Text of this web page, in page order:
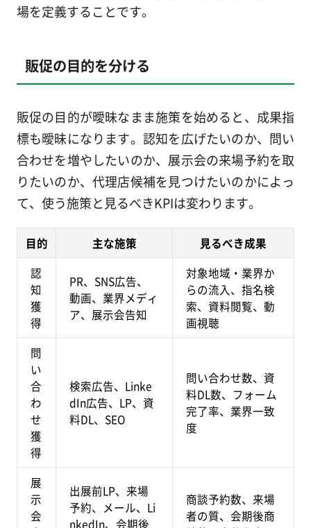
場を定義することです。
販促の目的を分ける
販促の目的が曖昧なまま施策を始めると、成果指
標も曖昧になります。認知を広げたいのか、問い
合わせを増やしたいのか、展示会の来場予約を取
りたいのか、代理店候補を見つけたいのかによっ
て、使う施策と見るべきKPIは変わります。
目的 主な施策
見るべき成果
認
知
獲
得
PR、SNS広告、
動画、業界メディ
ア、展示会告知
対象地域・業界か
らの流入、指名検
索、資料閲覧、動
画視聴
問
い
合
わ
せ
獲
得
検索広告、Linke
dIn広告、LP、資
料DL、SEO
問い合わせ数、資
料DL数、フォーム
完了率、業界一致
度
展
示
会
出展前LP、来場
予約、メール、Li
nkedIn、会期後
商談予約数、来場
者の質、会期後商